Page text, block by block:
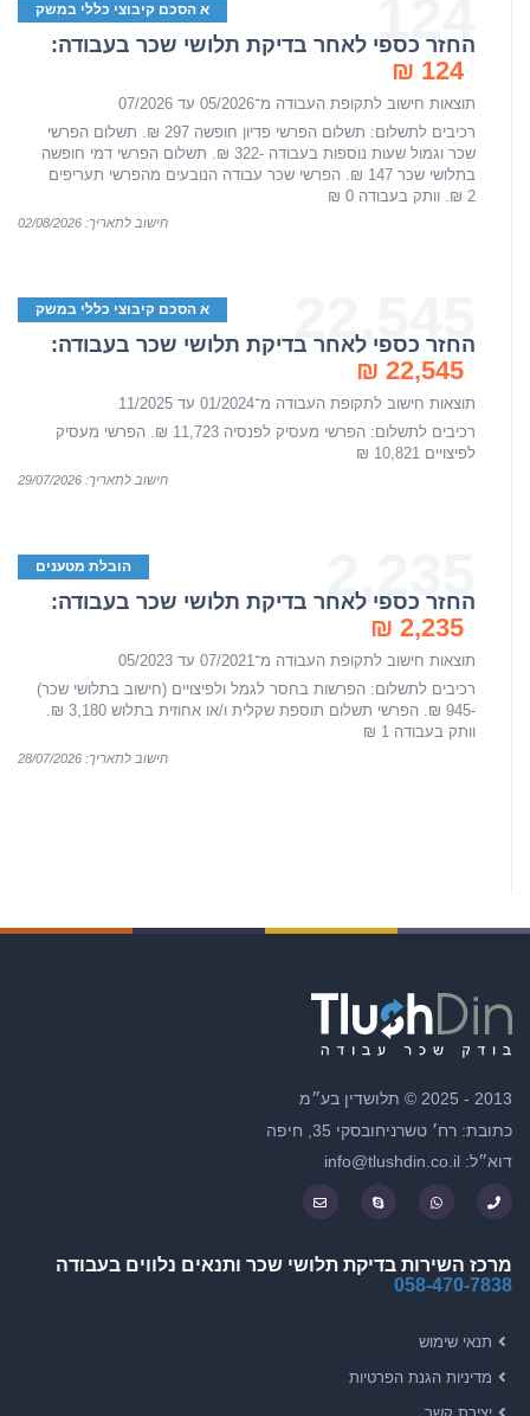
א הסכם קיבוצי כללי במשק
החזר כספי לאחר בדיקת תלושי שכר בעבודה:
124 ₪
תוצאות חישוב לתקופת העבודה מ־05/2026 עד 07/2026
רכיבים לתשלום: תשלום הפרשי פדיון חופשה 297 ₪. תשלום הפרשי
שכר וגמול שעות נוספות בעבודה -322 ₪. תשלום הפרשי דמי חופשה
בתלושי שכר 147 ₪. הפרשי שכר עבודה הנובעים מהפרשי תעריפים
2 ₪. וותק בעבודה 0 ₪
חישוב לתאריך: 02/08/2026
22,545 א הסכם קיבוצי כללי במשק
החזר כספי לאחר בדיקת תלושי שכר בעבודה:
22,545 ₪
תוצאות חישוב לתקופת העבודה מ־01/2024 עד 11/2025
רכיבים לתשלום: הפרשי מעסיק לפנסיה 11,723 ₪. הפרשי מעסיק
לפיצויים 10,821 ₪
חישוב לתאריך: 29/07/2026
2,235 הובלת מטענים
החזר כספי לאחר בדיקת תלושי שכר בעבודה:
2,235 ₪
תוצאות חישוב לתקופת העבודה מ־07/2021 עד 05/2023
רכיבים לתשלום: הפרשות בחסר לגמל ולפיצויים (חישוב בתלושי שכר)
-945 ₪. הפרשי תשלום תוספת שקלית ו/או אחוזית בתלוש 3,180 ₪.
וותק בעבודה 1 ₪
חישוב לתאריך: 28/07/2026
2013 - 2025 © תלושדין בע״מ
כתובת: רח׳ טשרניחובסקי 35, חיפה
דוא״ל: info@tlushdin.co.il
מרכז השירות בדיקת תלושי שכר ותנאים נלווים בעבודה
058-470-7838
תנאי שימוש
מדיניות הגנת הפרטיות